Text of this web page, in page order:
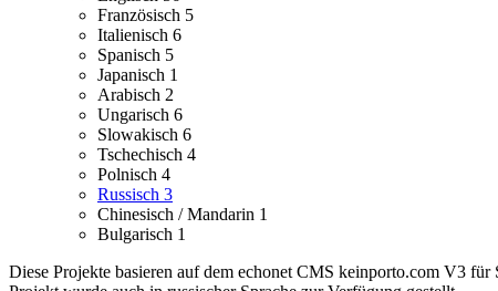
Französisch 5
Italienisch 6
Spanisch 5
Japanisch 1
Arabisch 2
Ungarisch 6
Slowakisch 6
Tschechisch 4
Polnisch 4
Russisch 3
Chinesisch / Mandarin 1
Bulgarisch 1
Diese Projekte basieren auf dem echonet CMS keinporto.com V3